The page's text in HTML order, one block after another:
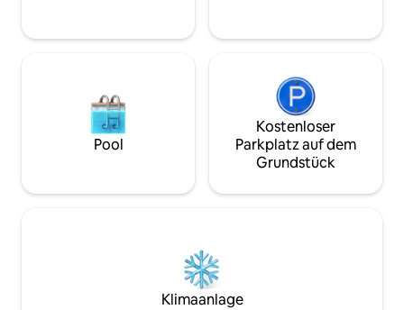
Pool
Kostenloser
Parkplatz auf dem
Grundstück
Klimaanlage